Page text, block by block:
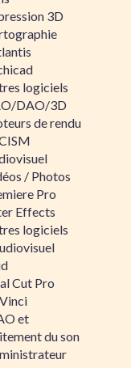
3D
logiciels
DAO/3D
de rendu
/ Photos
Pro
Effects
logiciels
Cut Pro
et
du son